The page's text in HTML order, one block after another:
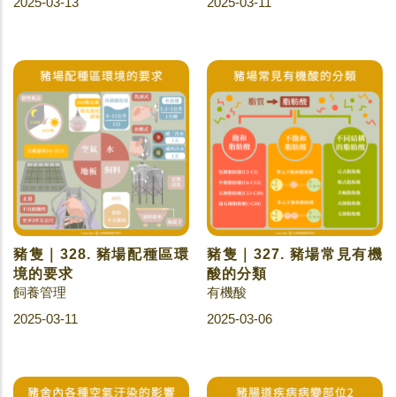
豬隻｜328. 豬場配種區環
境的要求
飼養管理
2025-03-11
豬隻｜327. 豬場常見有機
酸的分類
有機酸
2025-03-06